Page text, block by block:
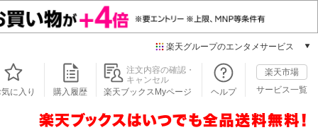
楽天グループのエンタメサービス
本/ゲーム/CD/DVD
楽天ブックス
楽天Kobo
気に入り 購入履歴
注文内容の確認・
キャンセル
楽天ブックスMyページ
ヘルプ
楽天市場
サービス一覧